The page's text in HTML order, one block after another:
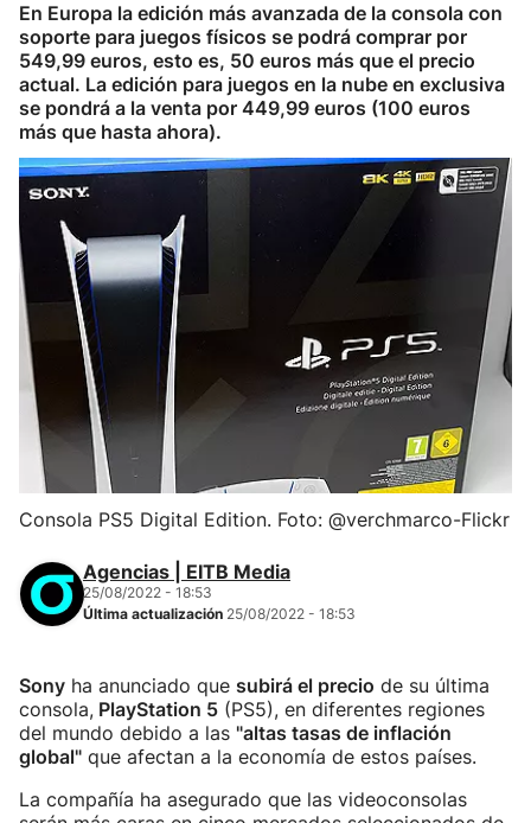
En Europa la edición más avanzada de la consola con
soporte para juegos físicos se podrá comprar por
549,99 euros, esto es, 50 euros más que el precio
actual. La edición para juegos en la nube en exclusiva
se pondrá a la venta por 449,99 euros (100 euros
más que hasta ahora).
Consola PS5 Digital Edition. Foto: @verchmarco-Flickr
Agencias | EITB Media
25/08/2022 - 18:53
Última actualización 25/08/2022 - 18:53
Sony ha anunciado que subirá el precio de su última
consola, PlayStation 5 (PS5), en diferentes regiones
del mundo debido a las "altas tasas de inflación
global" que afectan a la economía de estos países.
La compañía ha asegurado que las videoconsolas